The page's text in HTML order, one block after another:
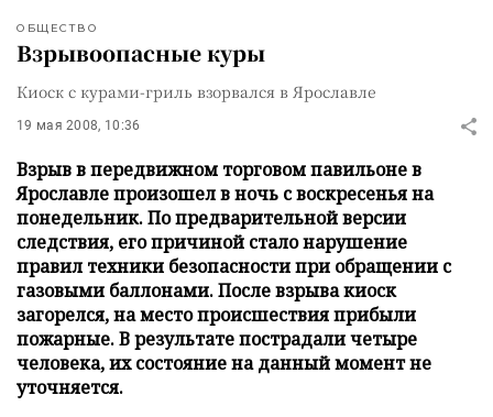
ОБЩЕСТВО
Взрывоопасные куры
Киоск с курами-гриль взорвался в Ярославле
19 мая 2008, 10:36
Взрыв в передвижном торговом павильоне в
Ярославле произошел в ночь с воскресенья на
понедельник. По предварительной версии
следствия, его причиной стало нарушение
правил техники безопасности при обращении с
газовыми баллонами. После взрыва киоск
загорелся, на место происшествия прибыли
пожарные. В результате пострадали четыре
человека, их состояние на данный момент не
уточняется.